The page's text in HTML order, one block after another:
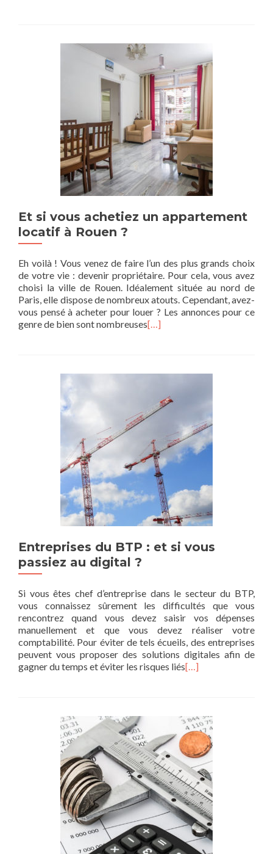
Et si vous achetiez un appartement
locatif à Rouen ?
Eh voilà ! Vous venez de faire l’un des plus grands choix
de votre vie : devenir propriétaire. Pour cela, vous avez
choisi la ville de Rouen. Idéalement située au nord de
Paris, elle dispose de nombreux atouts. Cependant, avez-
vous pensé à acheter pour louer ? Les annonces pour ce
genre de bien sont nombreuses[…]
Entreprises du BTP : et si vous
passiez au digital ?
Si vous êtes chef d’entreprise dans le secteur du BTP,
vous connaissez sûrement les difficultés que vous
rencontrez quand vous devez saisir vos dépenses
manuellement et que vous devez réaliser votre
comptabilité. Pour éviter de tels écueils, des entreprises
peuvent vous proposer des solutions digitales afin de
gagner du temps et éviter les risques liés[…]